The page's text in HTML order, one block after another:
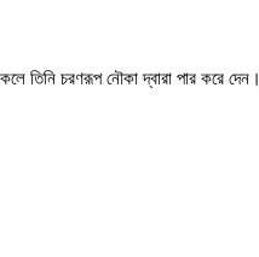
তিনি চরণরূপ নৌকা দ্বারা পার করে দেন।